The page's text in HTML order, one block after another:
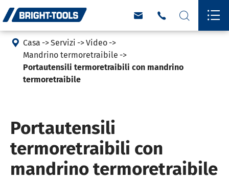
   
 Casa Servizi
Video
Mandrino termoretraibile
Portautensili termoretraibili con mandrino
termoretraibile
Portautensili
termoretraibili con
mandrino termoretraibile